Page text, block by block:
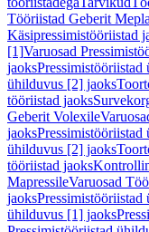
Tööriistad Geberit
Käsipressimistööriistad
[1]Varuosad
jaoks
ühilduvus [2] jaoks
tööriistad jaoks
Geberit Volexile
jaoks
ühilduvus [2] jaoks
tööriistad jaoks
MapressileVaruosad
jaoks
ühilduvus [1] jaoks